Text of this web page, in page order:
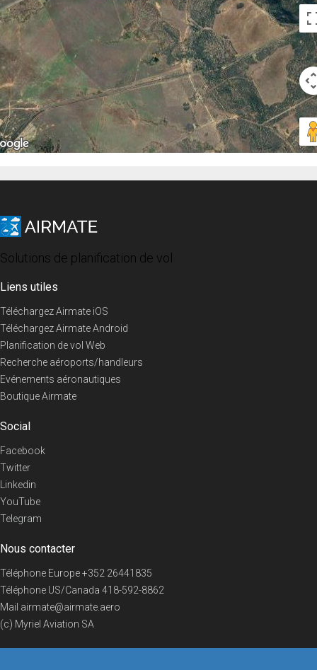
Solutions de planification de vol
Liens utiles
Téléchargez Airmate iOS
Téléchargez Airmate Android
Planification de vol Web
Recherche aéroports/handleurs
Evénements aéronautiques
Boutique Airmate
Social
Facebook
Twitter
Linkedin
YouTube
Telegram
Nous contacter
Téléphone Europe+352 26441835
Téléphone US/Canada 418-592-8862
Mail airmate@airmate.aero
(c) Myriel Aviation SA